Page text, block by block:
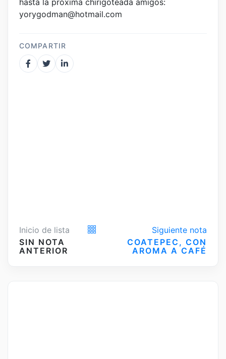
yorygodman@hotmail.com
COMPARTIR
Inicio de lista
SIN NOTA
ANTERIOR
Siguiente nota
COATEPEC, CON
AROMA A CAFÉ